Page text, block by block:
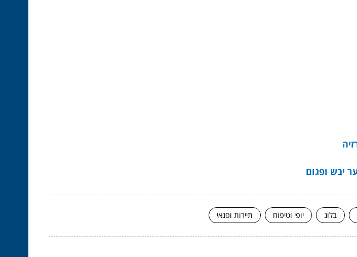
בלוג יופי וטיפוח תיירות ופנאי